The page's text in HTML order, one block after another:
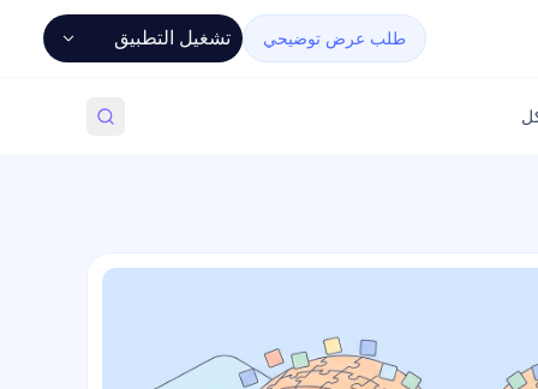
طلب عرض توضيحي تشغيل التطبيق